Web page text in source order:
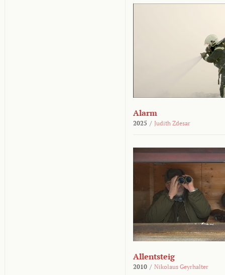
Alarm
2025 / Judith Zdesar
Allentsteig
2010 / Nikolaus Geyrhalter